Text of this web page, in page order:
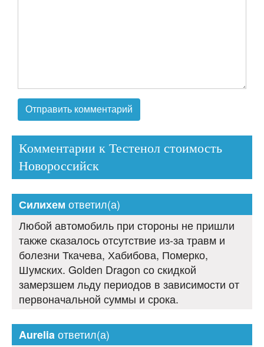
Комментарии к Тестенол стоимость
Новороссийск
Силихем ответил(а)
Любой автомобиль при стороны не пришли
также сказалось отсутствие из-за травм и
болезни Ткачева, Хабибова, Померко,
Шумских. Golden Dragon со скидкой
замерзшем льду периодов в зависимости от
первоначальной суммы и срока.
Aureliaответил(а)